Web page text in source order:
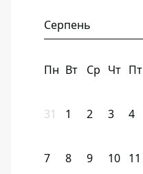
Серпень
Пн Вт Ср Чт Пт
31 1 2 3 4
7 8 9 10 11